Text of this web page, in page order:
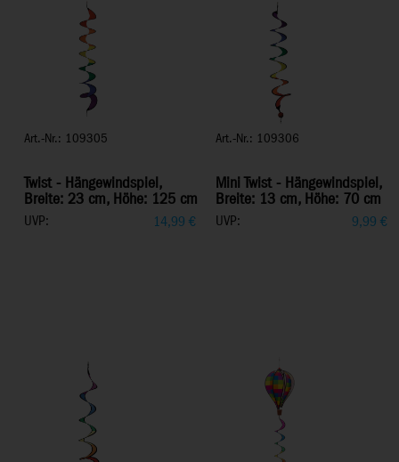
Art.-Nr.: 109305
Twist - Hängewindspiel,
Breite: 23 cm, Höhe: 125 cm
UVP: 14,99 €
Art.-Nr.: 109306
Mini Twist - Hängewindspiel,
Breite: 13 cm, Höhe: 70 cm
UVP: 9,99 €